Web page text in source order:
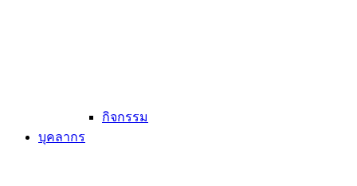
กิจกรรม
บุคลากร